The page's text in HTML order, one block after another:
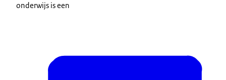
onderwijs is een